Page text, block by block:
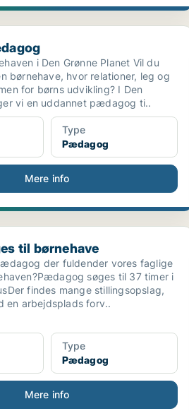
i Den Grønne Planet Vil du
børnehave, hvor relationer, leg og
for børns udvikling? I Den
vi en uddannet pædagog ti..
Type
Pædagog
Mere info
til børnehave
der fuldender vores faglige
søges til 37 timer i
findes mange stillingsopslag,
en arbejdsplads forv..
Type
Pædagog
Mere info